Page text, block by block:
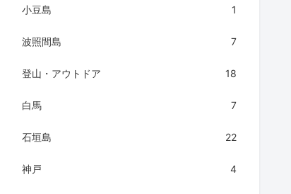
小豆島 1
波照間島 7
登山・アウトドア 18
白馬 7
石垣島 22
神戸 4